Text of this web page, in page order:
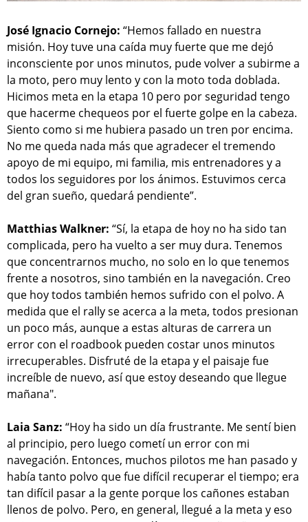
José Ignacio Cornejo: “Hemos fallado en nuestra
misión. Hoy tuve una caída muy fuerte que me dejó
inconsciente por unos minutos, pude volver a subirme a
la moto, pero muy lento y con la moto toda doblada.
Hicimos meta en la etapa 10 pero por seguridad tengo
que hacerme chequeos por el fuerte golpe en la cabeza.
Siento como si me hubiera pasado un tren por encima.
No me queda nada más que agradecer el tremendo
apoyo de mi equipo, mi familia, mis entrenadores y a
todos los seguidores por los ánimos. Estuvimos cerca
del gran sueño, quedará pendiente”.
Matthias Walkner: “Sí, la etapa de hoy no ha sido tan
complicada, pero ha vuelto a ser muy dura. Tenemos
que concentrarnos mucho, no solo en lo que tenemos
frente a nosotros, sino también en la navegación. Creo
que hoy todos también hemos sufrido con el polvo. A
medida que el rally se acerca a la meta, todos presionan
un poco más, aunque a estas alturas de carrera un
error con el roadbook pueden costar unos minutos
irrecuperables. Disfruté de la etapa y el paisaje fue
increíble de nuevo, así que estoy deseando que llegue
mañana".
Laia Sanz: “Hoy ha sido un día frustrante. Me sentí bien
al principio, pero luego cometí un error con mi
navegación. Entonces, muchos pilotos me han pasado y
había tanto polvo que fue difícil recuperar el tiempo; era
tan difícil pasar a la gente porque los cañones estaban
llenos de polvo. Pero, en general, llegué a la meta y eso